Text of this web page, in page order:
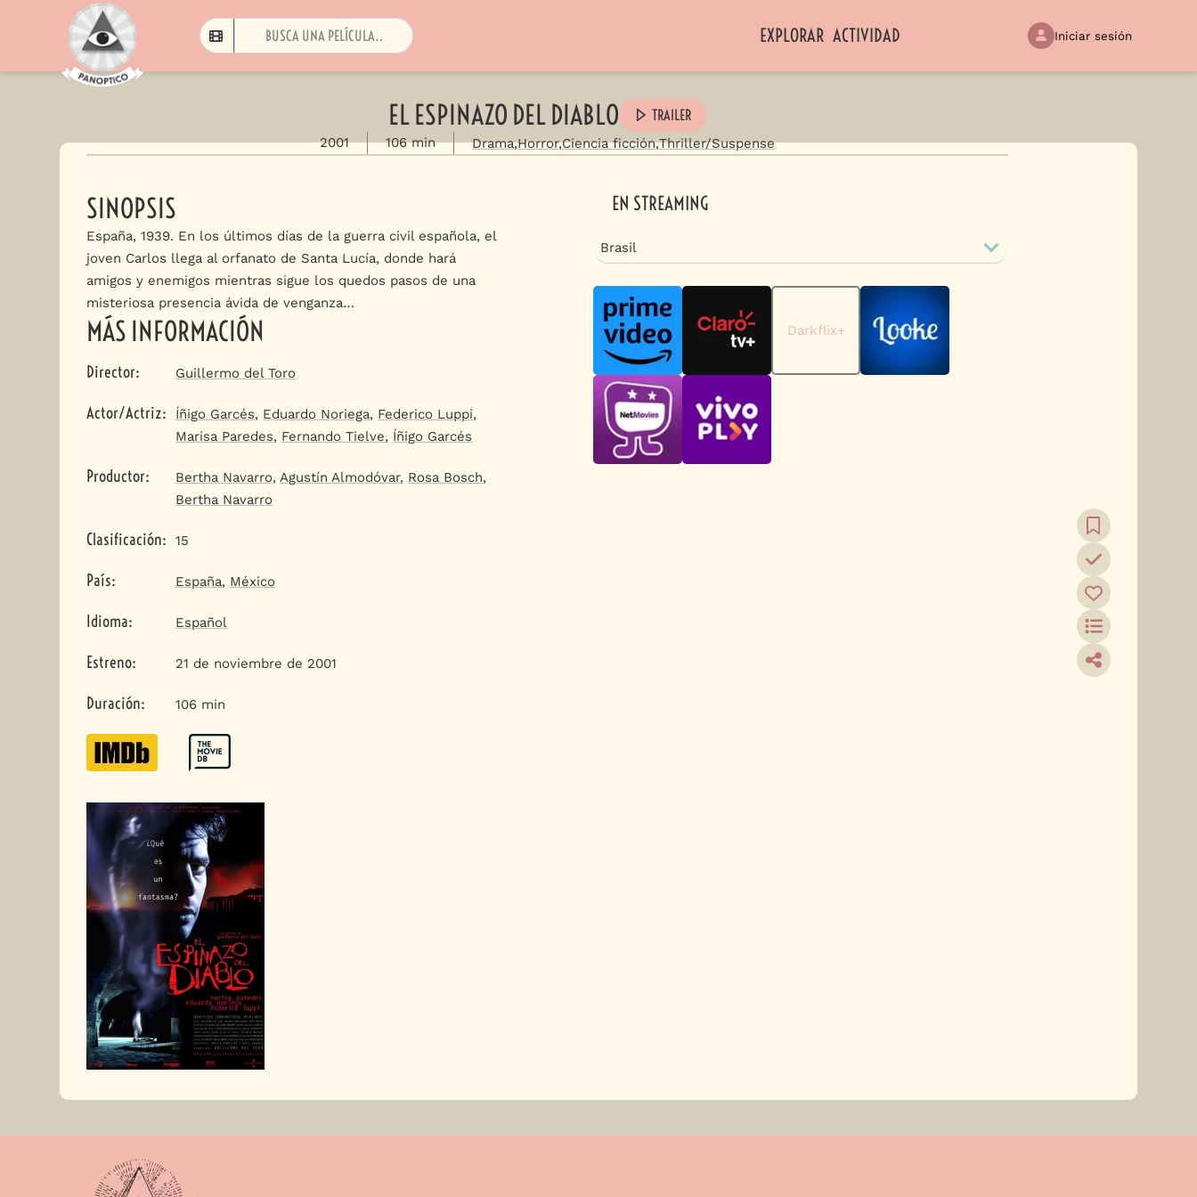
EXPLORAR ACTIVIDAD Iniciar sesión
EL ESPINAZO DEL DIABLO TRAILER
2001 106 min Drama Horror Ciencia ficción Thriller/Suspense
SINOPSIS
España, 1939. En los últimos días de la guerra civil española, el
joven Carlos llega al orfanato de Santa Lucía, donde hará
amigos y enemigos mientras sigue los quedos pasos de una
misteriosa presencia ávida de venganza…
MÁS INFORMACIÓN
Director: Guillermo del Toro
Actor/Actriz: Íñigo Garcés, Eduardo Noriega, Federico Luppi,
Marisa Paredes, Fernando Tielve, Íñigo Garcés
Productor: Bertha Navarro,Agustín Almodóvar, Rosa Bosch,
Bertha Navarro
Clasificación: 15
País: España, México
Idioma: Español
Estreno: 21 de noviembre de 2001
Duración: 106 min
EN STREAMING
Brasil
Darkflix+